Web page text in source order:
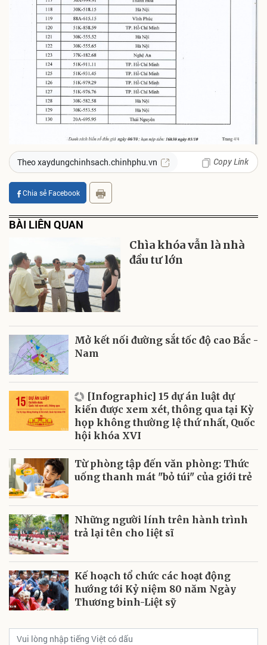
Theo xaydungchinhsach.chinhphu.vn Copy Link
Chia sẻ Facebook
BÀI LIÊN QUAN
Chìa khóa vẫn là nhà
đầu tư lớn
Mở kết nối đường sắt tốc độ cao Bắc -
Nam
[Infographic] 15 dự án luật dự
kiến được xem xét, thông qua tại Kỳ
họp không thường lệ thứ nhất, Quốc
hội khóa XVI
Từ phòng tập đến văn phòng: Thức
uống thanh mát "bỏ túi" của giới trẻ
Những người lính trên hành trình
trả lại tên cho liệt sĩ
Kế hoạch tổ chức các hoạt động
hướng tới Kỷ niệm 80 năm Ngày
Thương binh-Liệt sỹ